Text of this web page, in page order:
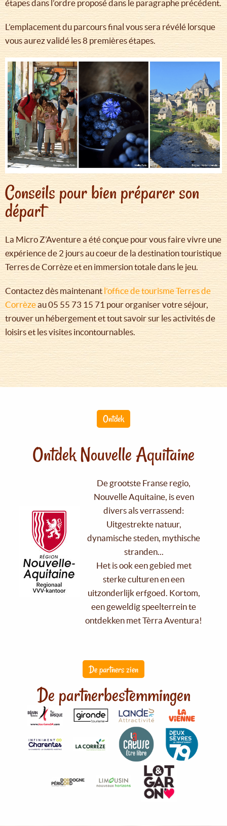
étapes dans l’ordre proposé dans le paragraphe précédent.
L’emplacement du parcours final vous sera révélé lorsque
vous aurez validé les 8 premières étapes.
Conseils pour bien préparer son
départ
La Micro Z’Aventure a été conçue pour vous faire vivre une
expérience de 2 jours au coeur de la destination touristique
Terres de Corrèze et en immersion totale dans le jeu.
Contactez dès maintenant l’office de tourisme Terres de
Corrèzeau 05 55 73 15 71 pour organiser votre séjour,
trouver un hébergement et tout savoir sur les activités de
loisirs et les visites incontournables.
Ontdek
Ontdek Nouvelle Aquitaine
De grootste Franse regio,
Nouvelle Aquitaine, is even
divers als verrassend:
Uitgestrekte natuur,
dynamische steden, mythische
stranden...
Het is ook een gebied met
sterke culturen en een
uitzonderlijk erfgoed. Kortom,
een geweldig speelterrein te
ontdekken met Tèrra Aventura!
De partners zien
De partnerbestemmingen